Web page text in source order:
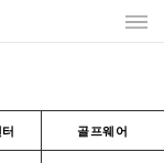
골프웨어